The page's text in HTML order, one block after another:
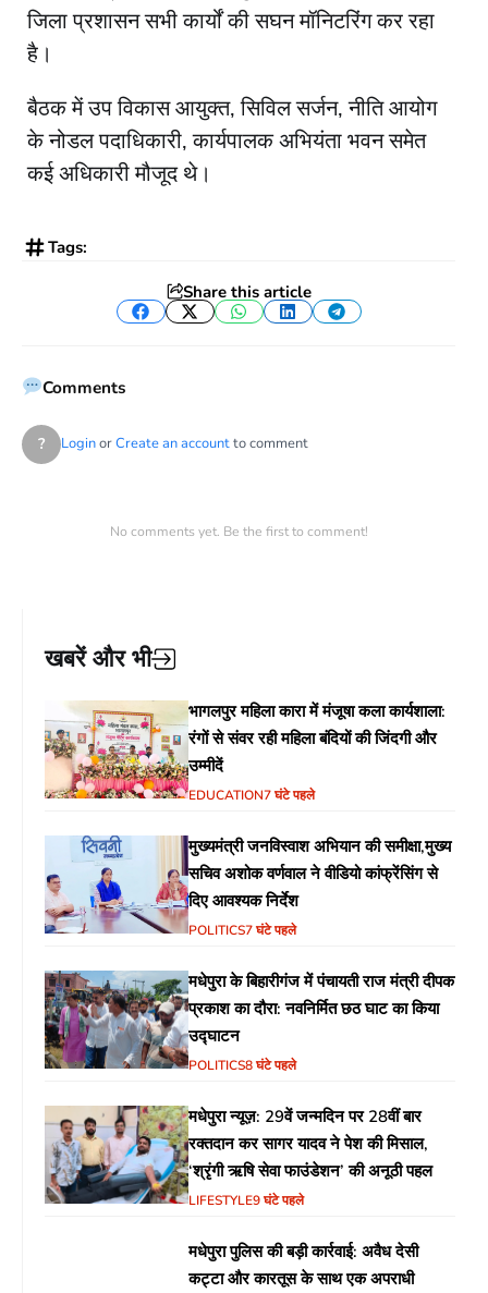
जिला प्रशासन सभी कार्यों की सघन मॉनिटरिंग कर रहा
है।
बैठक में उप विकास आयुक्त, सिविल सर्जन, नीति आयोग
के नोडल पदाधिकारी, कार्यपालक अभियंता भवन समेत
कई अधिकारी मौजूद थे।
Tags:
Share this article
Facebook
TwitterWhatsApp
LinkedInTelegram
Comments
? LoginorCreate an accountto comment
No comments yet. Be the first to comment!
खबरें और भी
भागलपुर महिला कारा में मंजूषा कला कार्यशाला:
रंगों से संवर रही महिला बंदियों की जिंदगी और
उम्मीदें
EDUCATION7 घंटे पहले
मुख्यमंत्री जनविस्वाश अभियान की समीक्षा,मुख्य
सचिव अशोक वर्णवाल ने वीडियो कांफ्रेंसिंग से
दिए आवश्यक निर्देश
POLITICS7 घंटे पहले
मधेपुरा के बिहारीगंज में पंचायती राज मंत्री दीपक
प्रकाश का दौरा: नवनिर्मित छठ घाट का किया
उद्घाटन
POLITICS8 घंटे पहले
मधेपुरा न्यूज़: 29वें जन्मदिन पर 28वीं बार
रक्तदान कर सागर यादव ने पेश की मिसाल,
‘श्रृंगी ऋषि सेवा फाउंडेशन’ की अनूठी पहल
LIFESTYLE9 घंटे पहले
मधेपुरा पुलिस की बड़ी कार्रवाई: अवैध देसी
कट्टा और कारतूस के साथ एक अपराधी